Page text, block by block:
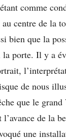
comme
centre de la
bien que la
la porte. Il y a
de nous
que le
de la
une